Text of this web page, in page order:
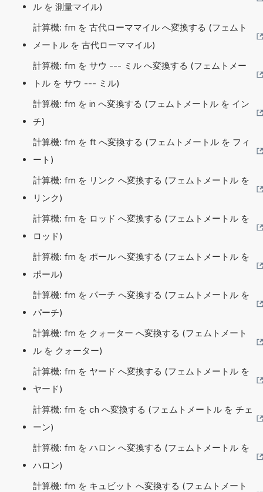
ル を 測量マイル)
計算機: fm を 古代ローママイル へ変換する (フェムト
メートル を 古代ローママイル)
計算機: fm を サウ --- ミル へ変換する (フェムトメー
トル を サウ --- ミル)
計算機: fm を in へ変換する (フェムトメートル を イン
チ)
計算機: fm を ft へ変換する (フェムトメートル を フィ
ート)
計算機: fm を リンク へ変換する (フェムトメートル を
リンク)
計算機: fm を ロッド へ変換する (フェムトメートル を
ロッド)
計算機: fm を ポール へ変換する (フェムトメートル を
ポール)
計算機: fm を パーチ へ変換する (フェムトメートル を
パーチ)
計算機: fm を クォーター へ変換する (フェムトメート
ル を クォーター)
計算機: fm を ヤード へ変換する (フェムトメートル を
ヤード)
計算機: fm を ch へ変換する (フェムトメートル を チェ
ーン)
計算機: fm を ハロン へ変換する (フェムトメートル を
ハロン)
計算機: fm を キュビット へ変換する (フェムトメート